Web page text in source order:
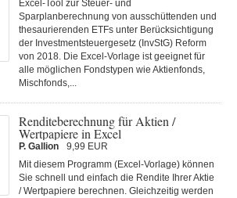
Excel-Tool zur Steuer- und
Sparplanberechnung von ausschüttenden und
thesaurierenden ETFs unter Berücksichtigung
der Investmentsteuergesetz (InvStG) Reform
von 2018. Die Excel-Vorlage ist geeignet für
alle möglichen Fondstypen wie Aktienfonds,
Mischfonds,...
Renditeberechnung für Aktien /
Wertpapiere in Excel
P. Gallion
9,99 EUR
Mit diesem Programm (Excel-Vorlage) können
Sie schnell und einfach die Rendite Ihrer Aktie
/ Wertpapiere berechnen. Gleichzeitig werden